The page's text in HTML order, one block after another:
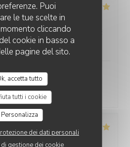
Puoi
le tue scelte in
cliccando
cookie in basso a
pagine del sito.
accetta tutto
tutti i cookie
Personalizza
dei dati personali
gestione dei cookie
6
: 5/5 Cucina :5/5 Qualità / Prezzo
Très bon accueil et
copieux
4